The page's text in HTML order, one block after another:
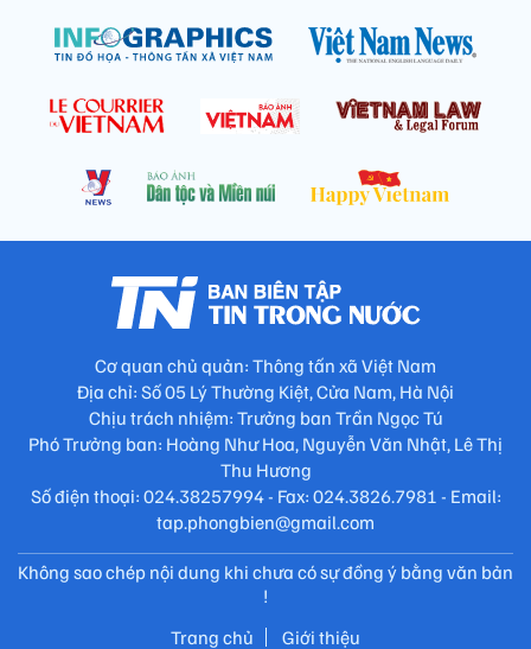
Cơ quan chủ quản: Thông tấn xã Việt Nam
Địa chỉ: Số 05 Lý Thường Kiệt, Cửa Nam, Hà Nội
Chịu trách nhiệm: Trưởng ban Trần Ngọc Tú
Phó Trưởng ban: Hoàng Như Hoa, Nguyễn Văn Nhật, Lê Thị
Thu Hương
Số điện thoại: 024.38257994 - Fax: 024.3826.7981 - Email:
tap.phongbien@gmail.com
Không sao chép nội dung khi chưa có sự đồng ý bằng văn bản
!
Trang chủ
Giới thiệu